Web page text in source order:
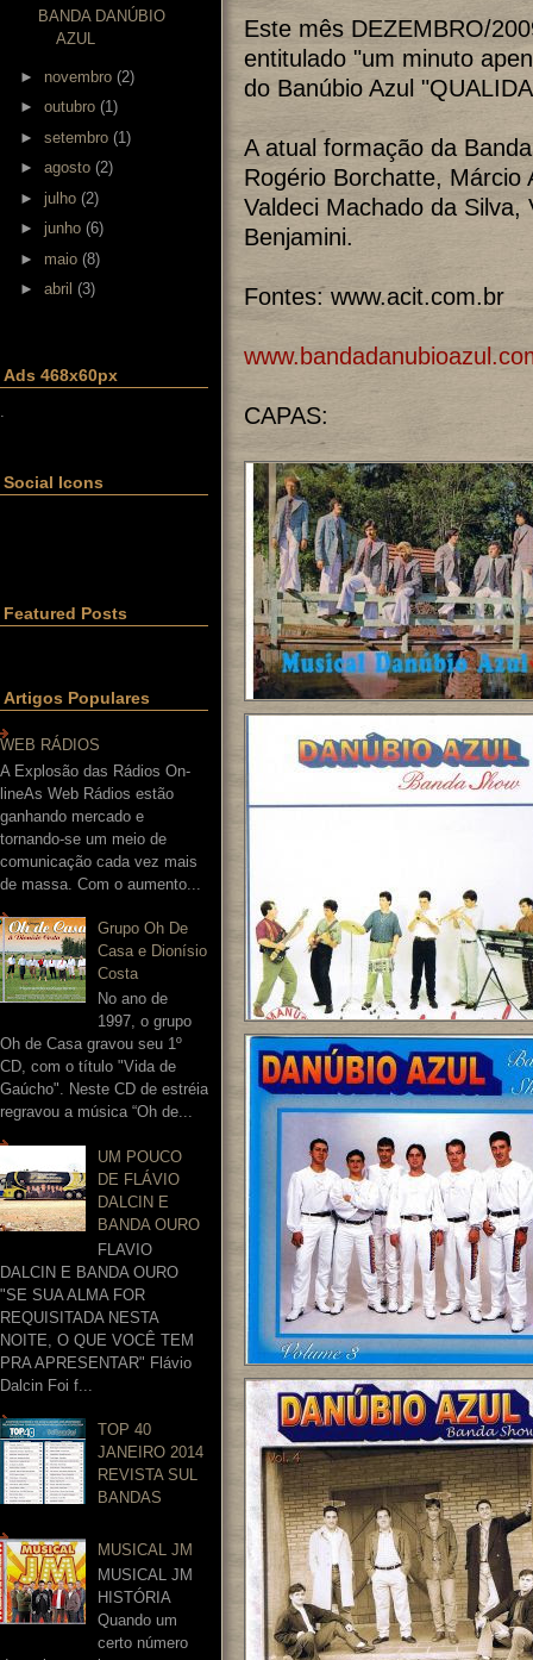
BANDA DANÚBIO
AZUL
► novembro (2)
► outubro (1)
► setembro (1)
► agosto (2)
► julho (2)
► junho (6)
► maio (8)
► abril (3)
Ads 468x60px
.
Social Icons
Featured Posts
Artigos Populares
WEB RÁDIOS
A Explosão das Rádios On-
lineAs Web Rádios estão
ganhando mercado e
tornando-se um meio de
comunicação cada vez mais
de massa. Com o aumento...
Grupo Oh De
Casa e Dionísio
Costa
No ano de
1997, o grupo
Oh de Casa gravou seu 1º
CD, com o título "Vida de
Gaúcho". Neste CD de estréia
regravou a música “Oh de...
UM POUCO
DE FLÁVIO
DALCIN E
BANDA OURO
FLAVIO
DALCIN E BANDA OURO
"SE SUA ALMA FOR
REQUISITADA NESTA
NOITE, O QUE VOCÊ TEM
PRA APRESENTAR" Flávio
Dalcin Foi f...
TOP 40
JANEIRO 2014
REVISTA SUL
BANDAS
MUSICAL JM
MUSICAL JM
HISTÓRIA
Quando um
certo número
Este mês DEZEMBRO/
entitulado "um minuto
do Banúbio Azul
A atual formação da
Rogério Borchatte, Márcio
Valdeci Machado da
Benjamini.
Fontes: www.acit.com.br
CAPAS: